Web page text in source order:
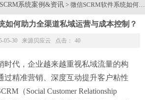
系统案例&资讯 > 微信SCRM软件系统如何
如何助力全渠道私域运营与成本控制？
05-30 来源贝应云 点击： 40
时代，企业越来越重视私域流量的构
过精准营销、深度互动提升客户粘性
（Social Customer Relationship